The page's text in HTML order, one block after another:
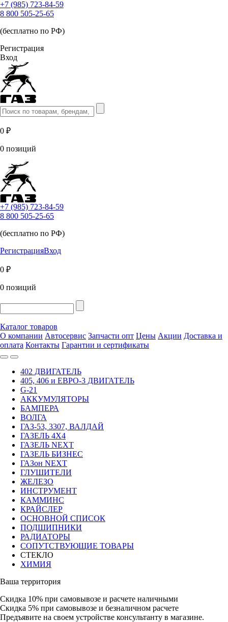
+7 (985) 723-84-59
8 800 505-25-65
(бесплатно по РФ)
Регистрация
Вход
0 ₽
0 позиций
+7 (985) 723-84-59
8 800 505-25-65
(бесплатно по РФ)
РегистрацияВход
0 ₽
0 позиций
Каталог товаров
О компании Автосервис Запчасти опт Цены Акции Доставка и
оплата Контакты Гарантии и сертификаты
402 ДВИГАТЕЛЬ
405, 406 и ЕВРО-3 ДВИГАТЕЛЬ
G-21
АККУМУЛЯТОРЫ
БАМПЕРА
ВОЛГА
ГАЗ-53, 3307, ВАЛДАЙ
ГАЗЕЛЬ 4Х4
ГАЗЕЛЬ NEXT
ГАЗЕЛЬ БИЗНЕС
ГАЗон NEXT
ГЛУШИТЕЛИ
ЖЕЛЕЗО
ИНСТРУМЕНТ
КАММИНС
КРАЙСЛЕР
ОСНОВНОЙ СПИСОК
ПОДШИПНИКИ
РАДИАТОРЫ
СОПУТСТВУЮЩИЕ ТОВАРЫ
СТЕКЛО
ХИМИЯ
Ваша территория
Скидка 10% при самовывозе и расчете наличными
Скидка 5% при самовывозе и безналичном расчете
Предъявите на своем устройстве консультанту в магазине.